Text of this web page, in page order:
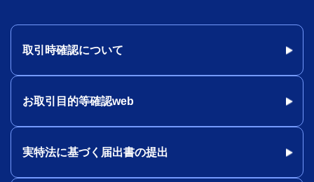
取引時確認について
お取引目的等確認web
実特法に基づく届出書の提出